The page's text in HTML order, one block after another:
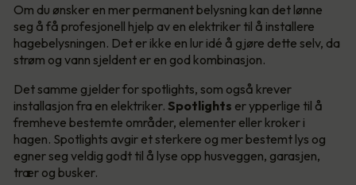
Om du ønsker en mer permanent belysning kan det lønne
seg å få profesjonell hjelp av en elektriker til å installere
hagebelysningen. Det er ikke en lur idé å gjøre dette selv, da
strøm og vann sjeldent er en god kombinasjon.
Det samme gjelder for spotlights, som også krever
installasjon fra en elektriker. Spotlights er ypperlige til å
fremheve bestemte områder, elementer eller kroker i
hagen. Spotlights avgir et sterkere og mer bestemt lys og
egner seg veldig godt til å lyse opp husveggen, garasjen,
trær og busker.